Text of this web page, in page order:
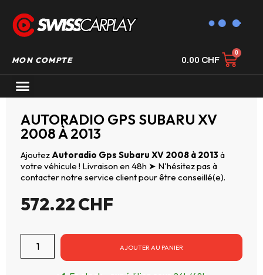
MON COMPTE 0.00 CHF
AUTORADIO GPS SUBARU XV
2008 À 2013
Ajoutez Autoradio Gps Subaru XV 2008 à 2013 à
votre véhicule ! Livraison en 48h ➤ N'hésitez pas à
contacter notre service client pour être conseillé(e).
572.22CHF
AJOUTER AU PANIER